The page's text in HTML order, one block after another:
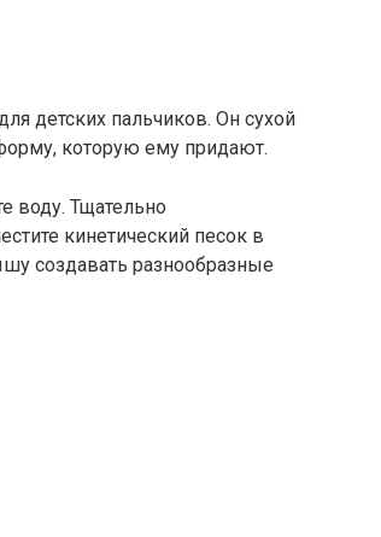
детских пальчиков. Он сухой
которую ему придают.
воду. Тщательно
кинетический песок в
создавать разнообразные